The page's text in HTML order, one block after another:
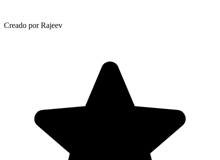
Creado por Rajeev